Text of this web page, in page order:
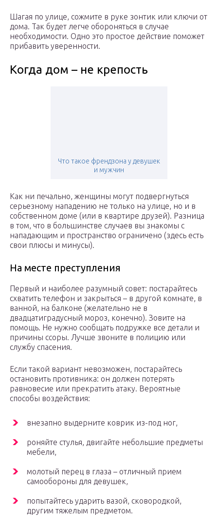
Шагая по улице, сожмите в руке зонтик или ключи от
дома. Так будет легче обороняться в случае
необходимости. Одно это простое действие поможет
прибавить уверенности.
Когда дом – не крепость
Что такое френдзона у девушек
и мужчин
Как ни печально, женщины могут подвергнуться
серьезному нападению не только на улице, но и в
собственном доме (или в квартире друзей). Разница
в том, что в большинстве случаев вы знакомы с
нападающим и пространство ограничено (здесь есть
свои плюсы и минусы).
На месте преступления
Первый и наиболее разумный совет: постарайтесь
схватить телефон и закрыться – в другой комнате, в
ванной, на балконе (желательно не в
двадцатиградусный мороз, конечно). Зовите на
помощь. Не нужно сообщать подружке все детали и
причины ссоры. Лучше звоните в полицию или
службу спасения.
Если такой вариант невозможен, постарайтесь
остановить противника: он должен потерять
равновесие или прекратить атаку. Вероятные
способы воздействия:
внезапно выдерните коврик из-под ног,
роняйте стулья, двигайте небольшие предметы
мебели,
молотый перец в глаза – отличный прием
самообороны для девушек,
попытайтесь ударить вазой, сковородкой,
другим тяжелым предметом.